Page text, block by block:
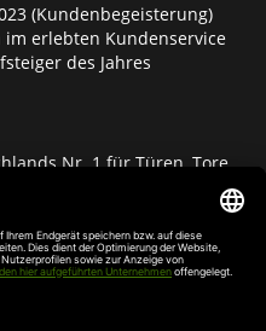
(Kundenbegeisterung)
im erlebten Kundenservice
des Jahres
Nr. 1 für Türen, Tore
2022
„Rund ums Haus“
im erlebten Kundenservice
Gold-Rang (Türen, Tore &